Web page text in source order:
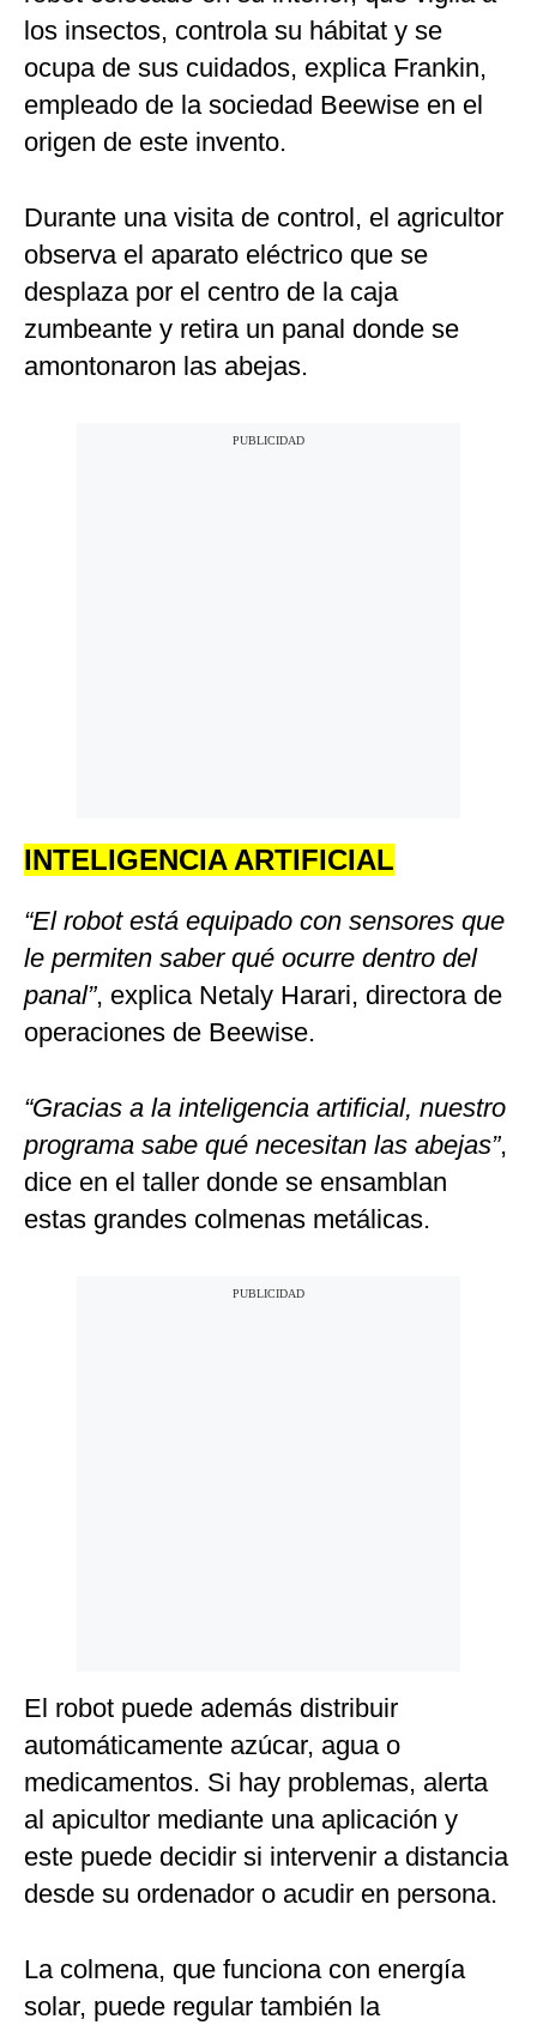
los insectos, controla su hábitat y se
ocupa de sus cuidados, explica Frankin,
empleado de la sociedad Beewise en el
origen de este invento.
Durante una visita de control, el agricultor
observa el aparato eléctrico que se
desplaza por el centro de la caja
zumbeante y retira un panal donde se
amontonaron las abejas.
INTELIGENCIA ARTIFICIAL
“El robot está equipado con sensores que
le permiten saber qué ocurre dentro del
panal”, explica Netaly Harari, directora de
operaciones de Beewise.
“Gracias a la inteligencia artificial, nuestro
programa sabe qué necesitan las abejas”,
dice en el taller donde se ensamblan
estas grandes colmenas metálicas.
El robot puede además distribuir
automáticamente azúcar, agua o
medicamentos. Si hay problemas, alerta
al apicultor mediante una aplicación y
este puede decidir si intervenir a distancia
desde su ordenador o acudir en persona.
La colmena, que funciona con energía
solar, puede regular también la